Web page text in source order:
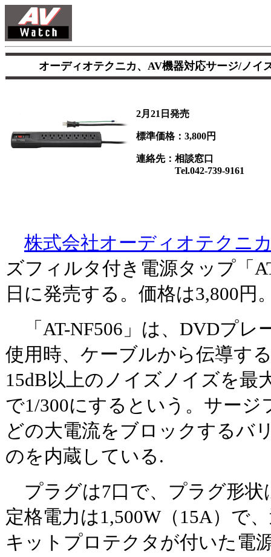
オーディオテクニカ、AV機器対応サージ/ノイ
2月21日発売
標準価格：3,800円
連絡先：相談窓口
Tel.042-739-9161
株式会社オーディオテクニ
ズフィルタ付き電源タップ「
日に発売する。価格は3,800円
「AT-NF506」は、DVDプレ
使用時、ケーブルから伝導す
15dB以上のノイズノイズを最
で1/300にするという。サージ
どの大電流をブロックするバ
のを内蔵している.
プラグは7口で、プラグ形状
定格電力は1,500W（15A）で
キットプロテクタが付いた電